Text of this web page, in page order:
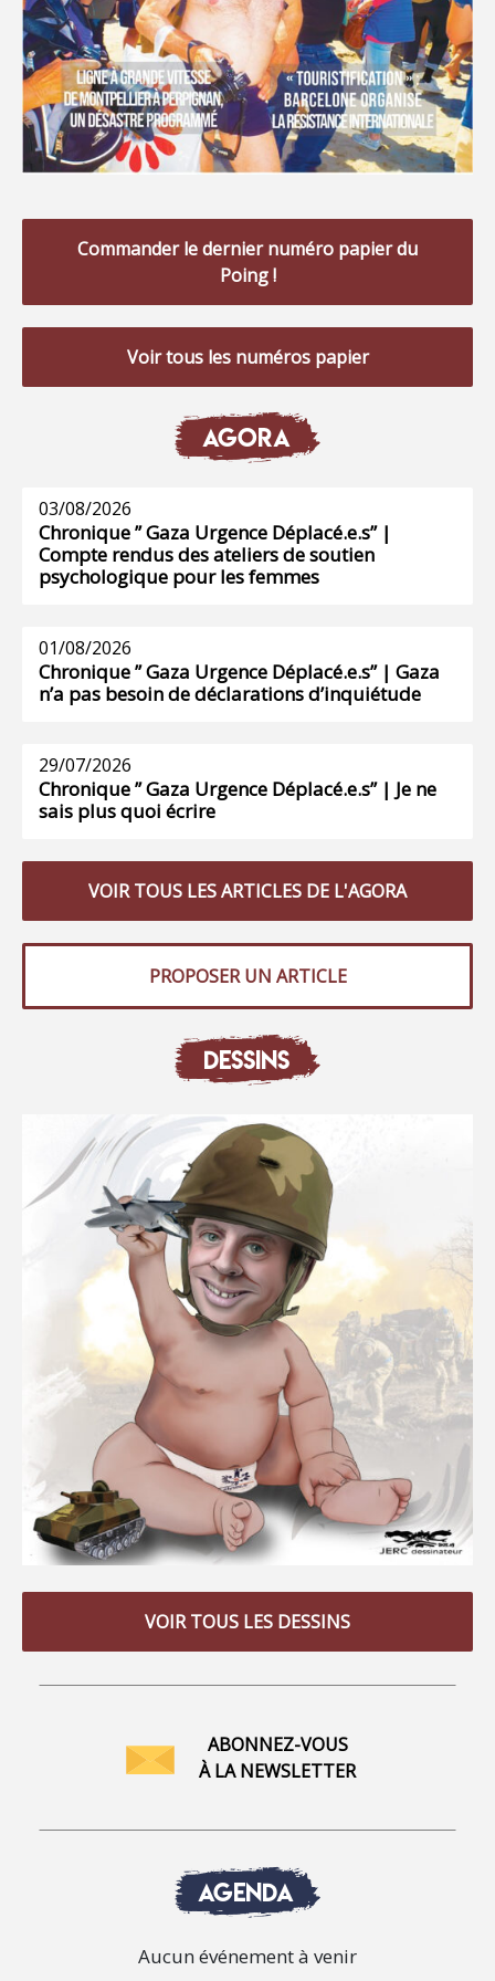
Commander le dernier numéro papier du
Poing !
Voir tous les numéros papier
AGORA
03/08/2026
Chronique ” Gaza Urgence Déplacé.e.s” |
Compte rendus des ateliers de soutien
psychologique pour les femmes
01/08/2026
Chronique ” Gaza Urgence Déplacé.e.s” | Gaza
n’a pas besoin de déclarations d’inquiétude
29/07/2026
Chronique ” Gaza Urgence Déplacé.e.s” | Je ne
sais plus quoi écrire
VOIR TOUS LES ARTICLES DE L'AGORA
PROPOSER UN ARTICLE
DESSINS
VOIR TOUS LES DESSINS
ABONNEZ-VOUS
À LA NEWSLETTER
AGENDA
Aucun événement à venir